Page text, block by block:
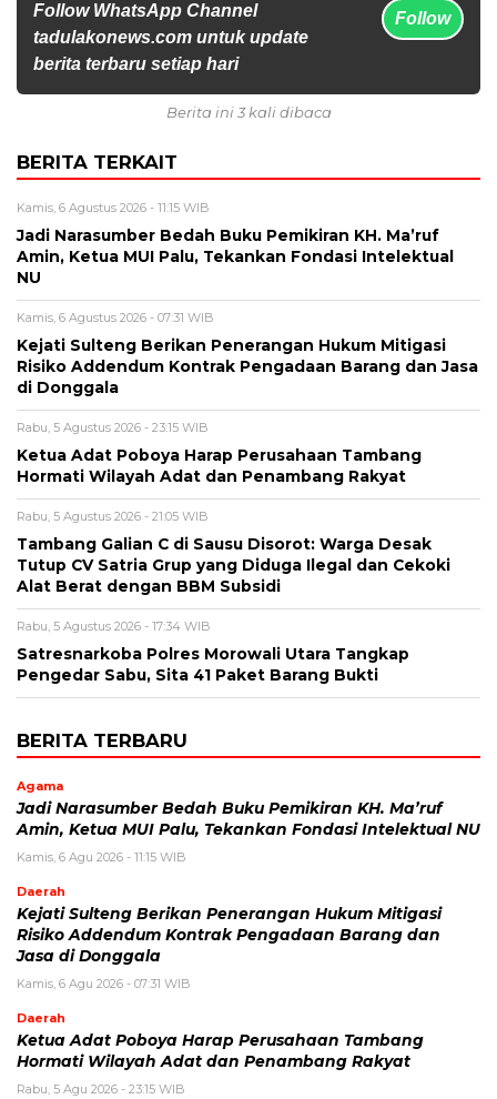
Follow WhatsApp Channel
tadulakonews.com untuk update
berita terbaru setiap hari
Follow
Berita ini 3 kali dibaca
BERITA TERKAIT
Kamis, 6 Agustus 2026 - 11:15 WIB
Jadi Narasumber Bedah Buku Pemikiran KH. Ma’ruf
Amin, Ketua MUI Palu, Tekankan Fondasi Intelektual
NU
Kamis, 6 Agustus 2026 - 07:31 WIB
Kejati Sulteng Berikan Penerangan Hukum Mitigasi
Risiko Addendum Kontrak Pengadaan Barang dan Jasa
di Donggala
Rabu, 5 Agustus 2026 - 23:15 WIB
Ketua Adat Poboya Harap Perusahaan Tambang
Hormati Wilayah Adat dan Penambang Rakyat
Rabu, 5 Agustus 2026 - 21:05 WIB
Tambang Galian C di Sausu Disorot: Warga Desak
Tutup CV Satria Grup yang Diduga Ilegal dan Cekoki
Alat Berat dengan BBM Subsidi
Rabu, 5 Agustus 2026 - 17:34 WIB
Satresnarkoba Polres Morowali Utara Tangkap
Pengedar Sabu, Sita 41 Paket Barang Bukti
BERITA TERBARU
Agama
Jadi Narasumber Bedah Buku Pemikiran KH. Ma’ruf
Amin, Ketua MUI Palu, Tekankan Fondasi Intelektual NU
Kamis, 6 Agu 2026 - 11:15 WIB
Daerah
Kejati Sulteng Berikan Penerangan Hukum Mitigasi
Risiko Addendum Kontrak Pengadaan Barang dan
Jasa di Donggala
Kamis, 6 Agu 2026 - 07:31 WIB
Daerah
Ketua Adat Poboya Harap Perusahaan Tambang
Hormati Wilayah Adat dan Penambang Rakyat
Rabu, 5 Agu 2026 - 23:15 WIB